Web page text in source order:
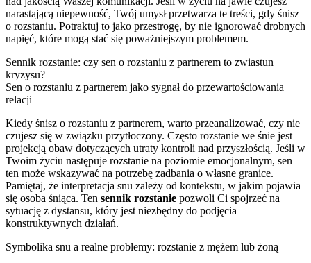
narastającą niepewność, Twój umysł przetwarza te treści, gdy śnisz
o rozstaniu. Potraktuj to jako przestrogę, by nie ignorować drobnych
napięć, które mogą stać się poważniejszym problemem.
Sennik rozstanie: czy sen o rozstaniu z partnerem to zwiastun
kryzysu?
Sen o rozstaniu z partnerem jako sygnał do przewartościowania
relacji
Kiedy śnisz o rozstaniu z partnerem, warto przeanalizować, czy nie
czujesz się w związku przytłoczony. Często rozstanie we śnie jest
projekcją obaw dotyczących utraty kontroli nad przyszłością. Jeśli w
Twoim życiu następuje rozstanie na poziomie emocjonalnym, sen
ten może wskazywać na potrzebę zadbania o własne granice.
Pamiętaj, że interpretacja snu zależy od kontekstu, w jakim pojawia
się osoba śniąca. Ten sennik rozstanie pozwoli Ci spojrzeć na
sytuację z dystansu, który jest niezbędny do podjęcia
konstruktywnych działań.
Symbolika snu a realne problemy: rozstanie z mężem lub żoną